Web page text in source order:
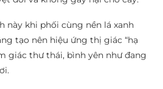
này khi phối cùng nền lá xanh
tạo nên hiệu ứng thị giác “hạ
giác thư thái, bình yên như đang